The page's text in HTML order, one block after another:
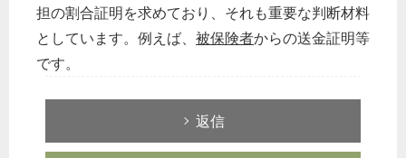
担の割合証明を求めており、それも重要な判断材料
としています。例えば、 被保険者からの送金証明等
です。
返信